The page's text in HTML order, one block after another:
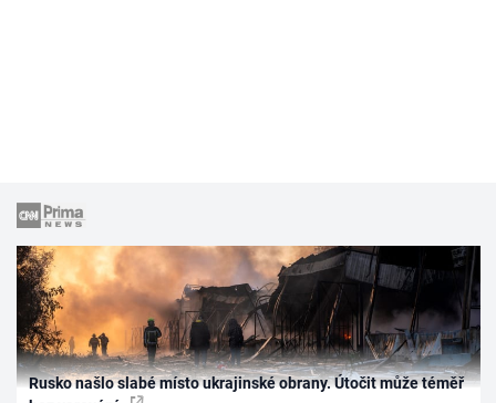
Rusko našlo slabé místo ukrajinské obrany. Útočit může téměř